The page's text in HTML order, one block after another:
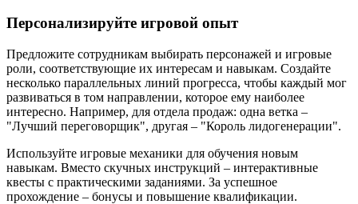
Персонализируйте игровой опыт
Предложите сотрудникам выбирать персонажей и игровые
роли, соответствующие их интересам и навыкам. Создайте
несколько параллельных линий прогресса, чтобы каждый мог
развиваться в том направлении, которое ему наиболее
интересно. Например, для отдела продаж: одна ветка –
"Лучший переговорщик", другая – "Король лидогенерации".
Используйте игровые механики для обучения новым
навыкам. Вместо скучных инструкций – интерактивные
квесты с практическими заданиями. За успешное
прохождение – бонусы и повышение квалификации.